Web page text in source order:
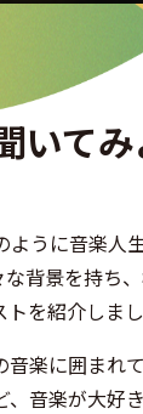
いて
うに音楽人
背景を持ち
を紹介しまし
楽に囲まれ
音楽が大好